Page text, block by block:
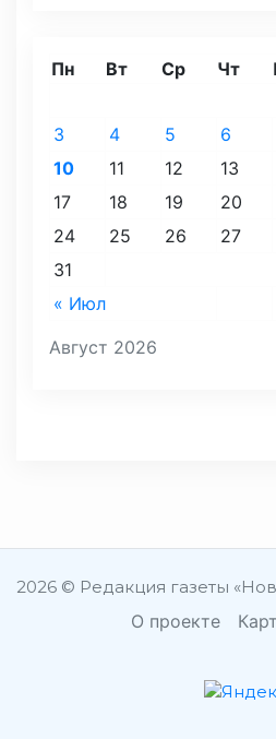
Август 2026
Пн Вт Ср Чт
« Июл
3
4 5 6
10
11 12 13
17
18 19 20
24
25 26 27
31
2026 © Редакция газеты
О проекте